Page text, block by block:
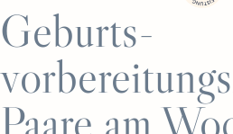
Geburts­
Paare am